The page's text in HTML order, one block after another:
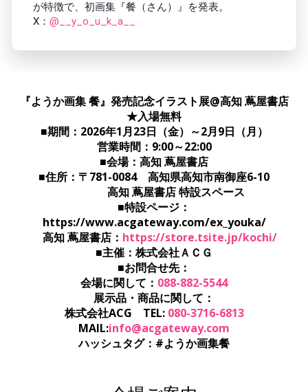
が特徴で、初画集『餐（さん）』を発表。
X： @__y_o_u_k_a__
『ようか画集 餐』発売記念イラスト展@高知 蔦屋書店
★入場無料
■期間：2026年1月23日（金）～2月9日（月）
営業時間：9:00～22:00
■会場：高知 蔦屋書店
■住所：〒781-0084 高知県高知市南御座6-10
高知 蔦屋書店 特設スペース
■特設ページ：
https://www.acgateway.com/ex_youka/
高知 蔦屋書店： https://store.tsite.jp/kochi/
■主催：株式会社ＡＣＧ
■お問合せ先：
会場に関して： 088-882-5544
展示品・商品に関して：
株式会社ACG TEL:080-3716-6813
MAIL:info@acgateway.com
ハッシュタグ：#ようか画集餐